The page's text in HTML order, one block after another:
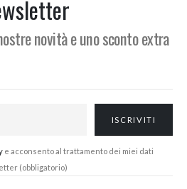
novità e uno sconto extra
e acconsento al trattamento dei miei dati
(obbligatorio)